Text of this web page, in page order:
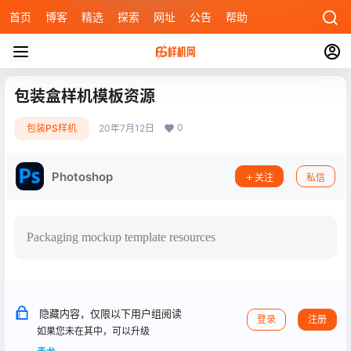
首页 博客 精选 探索 网址 公告 帮助
包装盒样机模板资源
包装PS样机 20年7月12日 0
Photoshop 关注 私信
Packaging mockup template resources
隐藏内容，仅限以下用户组阅读
如果您未在其中，可以升级
登录 注册